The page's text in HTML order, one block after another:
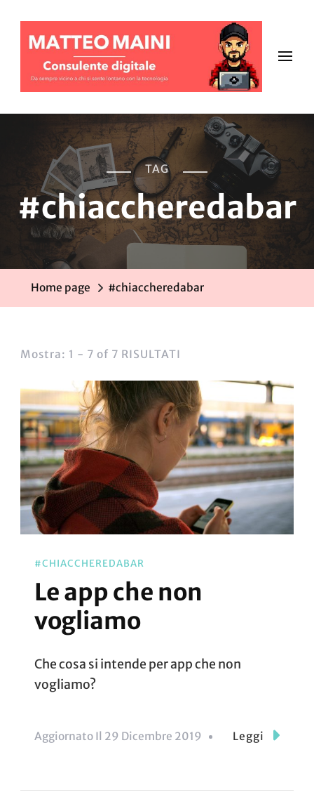
TAG
#chiaccheredabar
Home page #chiaccheredabar
Mostra: 1 - 7 of 7 RISULTATI
#CHIACCHEREDABAR
Le app che non
vogliamo
Che cosa si intende per app che non
vogliamo?
Aggiornato Il 29 Dicembre 2019 Leggi